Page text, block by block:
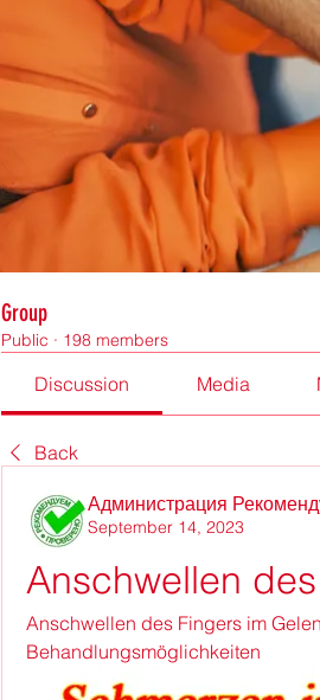
Group
Public · 198 members
Discussion Media
Back
Администрация
September 14, 2023
Anschwellen
Anschwellen des Fingers im
Behandlungsmöglichkeiten